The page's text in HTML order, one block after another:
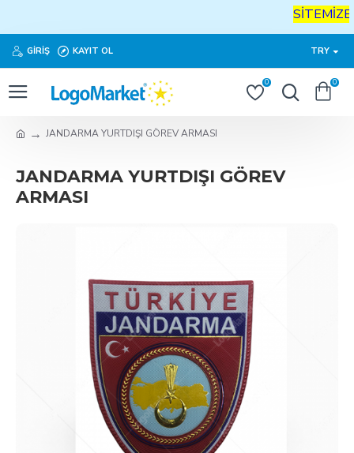
SİTEMİZE
GIRIŞ KAYIT OL TRY
0 0
JANDARMA YURTDIŞI GÖREV ARMASI
JANDARMA YURTDIŞI GÖREV
ARMASI